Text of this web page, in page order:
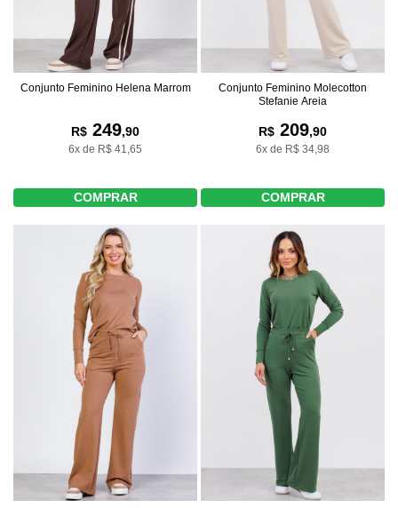
Conjunto Feminino Helena Marrom
R$ 249,90
6x de R$ 41,65
COMPRAR
Conjunto Feminino Molecotton
Stefanie Areia
R$ 209,90
6x de R$ 34,98
COMPRAR